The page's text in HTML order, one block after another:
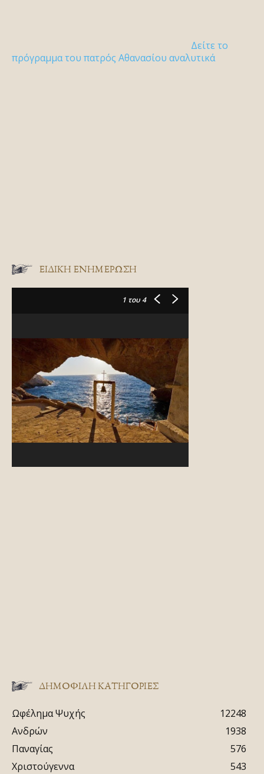
Δείτε το
πρόγραμμα του πατρός Αθανασίου αναλυτικά
ΕΙΔΙΚΉ ΕΝΗΜΈΡΩΣΗ
1 του 4
ΔΗΜΟΦΙΛΗ ΚΑΤΗΓΟΡΙΕΣ
Ωφέλημα Ψυχής
12248
Ανδρών
1938
Παναγίας
576
Χριστούγεννα
543